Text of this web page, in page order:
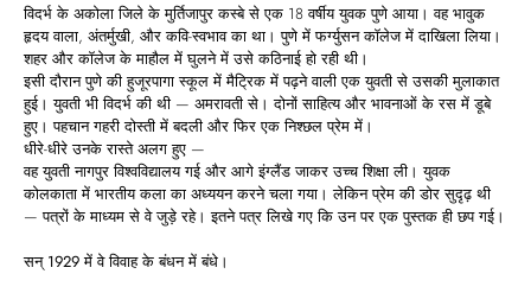
विदर्भ के अकोला जिले के मुर्तिजापुर कस्बे से एक 18 वर्षीय युवक पुणे आया। वह भावुक
हृदय वाला, अंतर्मुखी, और कवि-स्वभाव का था। पुणे में फर्ग्युसन कॉलेज में दाखिला लिया।
शहर और कॉलेज के माहौल में घुलने में उसे कठिनाई हो रही थी।
इसी दौरान पुणे की हुजूरपागा स्कूल में मैट्रिक में पढ़ने वाली एक युवती से उसकी मुलाकात
हुई। युवती भी विदर्भ की थी — अमरावती से। दोनों साहित्य और भावनाओं के रस में डूबे
हुए। पहचान गहरी दोस्ती में बदली और फिर एक निश्छल प्रेम में।
धीरे-धीरे उनके रास्ते अलग हुए —
वह युवती नागपुर विश्वविद्यालय गई और आगे इंग्लैंड जाकर उच्च शिक्षा ली। युवक
कोलकाता में भारतीय कला का अध्ययन करने चला गया। लेकिन प्रेम की डोर सुदृढ़ थी
— पत्रों के माध्यम से वे जुड़े रहे। इतने पत्र लिखे गए कि उन पर एक पुस्तक ही छप गई।
सन् 1929मेंवेविवाहकेबंधनमेंबंधे।